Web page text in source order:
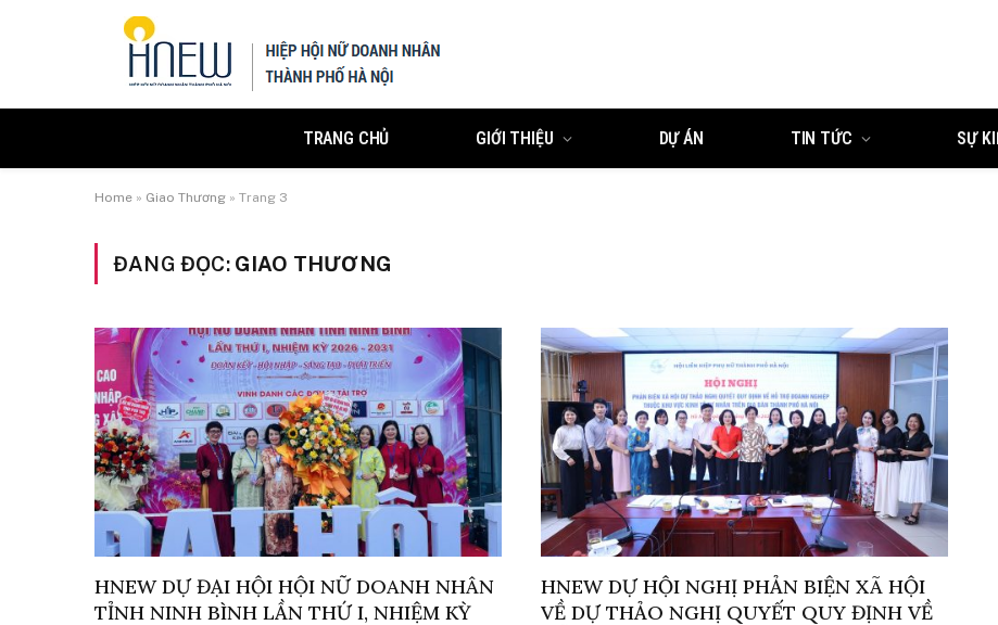
TRANG CHỦ GIỚI THIỆU DỰ ÁN TIN TỨC SỰ
Home » Giao Thương » Trang 3
ĐANG ĐỌC: GIAO THƯƠNG
HNEW DỰ ĐẠI HỘI HỘI NỮ DOANH NHÂN
TỈNH NINH BÌNH LẦN THỨ I, NHIỆM KỲ
HNEW DỰ HỘI NGHỊ PHẢN BIỆN XÃ HỘI
VỀ DỰ THẢO NGHỊ QUYẾT QUY ĐỊNH VỀ